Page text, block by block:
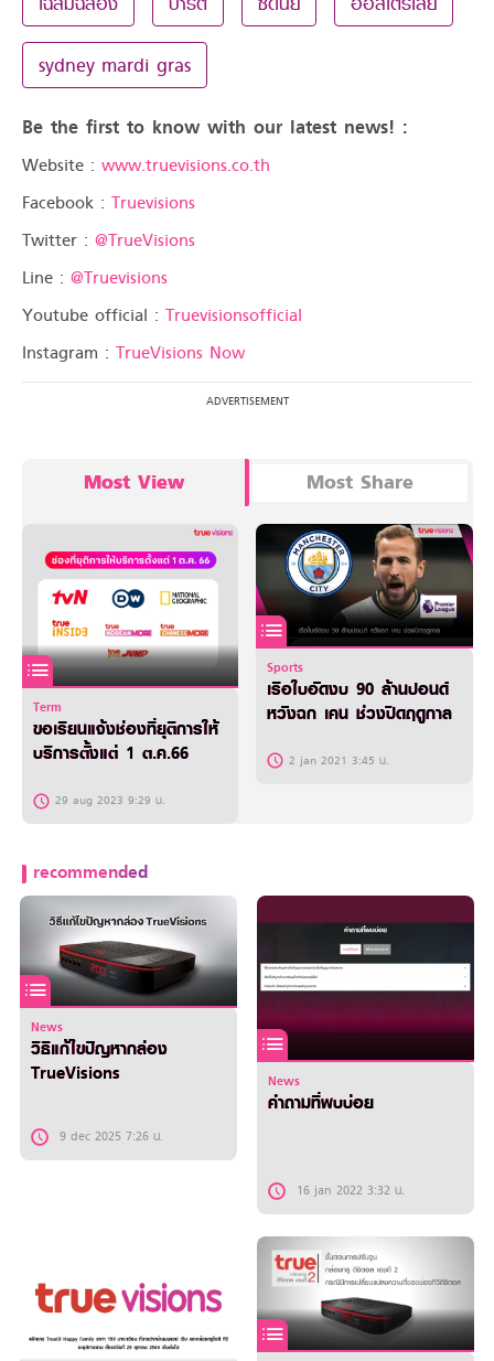
sydney mardi gras
Be the first to know with our latest news! :
Website : www.truevisions.co.th
Facebook : Truevisions
Twitter : @TrueVisions
Line : @Truevisions
Youtube official : Truevisionsofficial
Instagram : TrueVisions Now
Most View Most Share
Term
ขอเรียนแจ้งช่องที่ยุติการให้
บริการตั้งแต่ 1 ต.ค.66
29 aug 2023 9:29 น.
Sports
เรือใบอัดงบ 90 ล้านปอนด์
หวังฉก เคน ช่วงปิดฤดูกาล
2 jan 2021 3:45 น.
recommended
News
วิธีแก้ไขปัญหากล่อง
TrueVisions
9 dec 2025 7:26 น.
News
คำถามที่พบบ่อย
16 jan 2022 3:32 น.